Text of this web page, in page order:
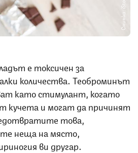
Снимка: iStock
е токсичен за
количества. Теоброминът
като стимулант, когато
кучета и могат да причинят
това,
неща на място,
ви другар.